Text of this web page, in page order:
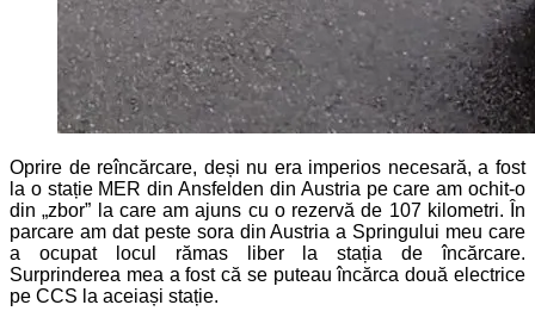
Oprire de reîncărcare, deși nu era imperios necesară, a fost
la o stație MER din Ansfelden din Austria pe care am ochit-o
din „zbor” la care am ajuns cu o rezervă de 107 kilometri. În
parcare am dat peste sora din Austria a Springului meu care
a ocupat locul rămas liber la stația de încărcare.
Surprinderea mea a fost că se puteau încărca două electrice
pe CCS la aceiași stație.